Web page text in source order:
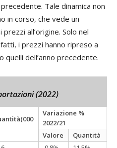
Tale dinamica non
in corso, che vede un
all’origine. Solo nel
i prezzi hanno ripreso a
dell’anno precedente.
(2022)
Variazione %
2022/21
Valore
Quantità